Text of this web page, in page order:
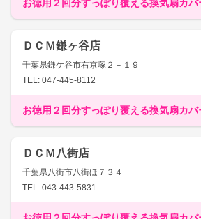
お徳用２回分すっぽり覆える換気扇カバ
ＤＣＭ鎌ヶ谷店
千葉県鎌ケ谷市右京塚２－１９
TEL: 047-445-8112
お徳用２回分すっぽり覆える換気扇カバ
ＤＣＭ八街店
千葉県八街市八街ほ７３４
TEL: 043-443-5831